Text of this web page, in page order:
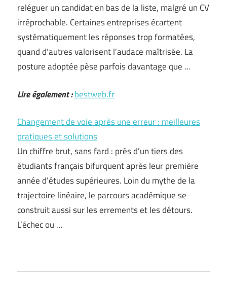
reléguer un candidat en bas de la liste, malgré un CV
irréprochable. Certaines entreprises écartent
systématiquement les réponses trop formatées,
quand d’autres valorisent l’audace maîtrisée. La
posture adoptée pèse parfois davantage que …
Lire également :bestweb.fr
Changement de voie après une erreur : meilleures
pratiques et solutions
Un chiffre brut, sans fard : près d’un tiers des
étudiants français bifurquent après leur première
année d’études supérieures. Loin du mythe de la
trajectoire linéaire, le parcours académique se
construit aussi sur les errements et les détours.
L’échec ou …